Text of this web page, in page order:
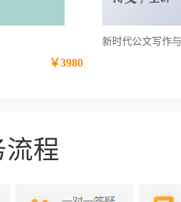
￥3980
新时代公文写作
程